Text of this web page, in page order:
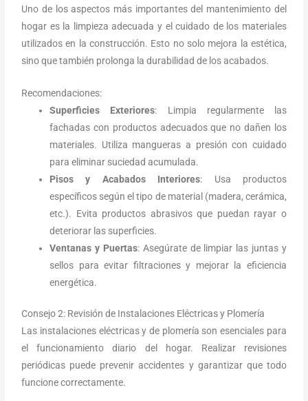
Uno de los aspectos más importantes del mantenimiento del
hogar es la limpieza adecuada y el cuidado de los materiales
utilizados en la construcción. Esto no solo mejora la estética,
sino que también prolonga la durabilidad de los acabados.
Recomendaciones:
Superficies Exteriores: Limpia regularmente las
fachadas con productos adecuados que no dañen los
materiales. Utiliza mangueras a presión con cuidado
para eliminar suciedad acumulada.
Pisos y Acabados Interiores: Usa productos
específicos según el tipo de material (madera, cerámica,
etc.). Evita productos abrasivos que puedan rayar o
deteriorar las superficies.
Ventanas y Puertas: Asegúrate de limpiar las juntas y
sellos para evitar filtraciones y mejorar la eficiencia
energética.
Consejo 2: Revisión de Instalaciones Eléctricas y Plomería
Las instalaciones eléctricas y de plomería son esenciales para
el funcionamiento diario del hogar. Realizar revisiones
periódicas puede prevenir accidentes y garantizar que todo
funcione correctamente.